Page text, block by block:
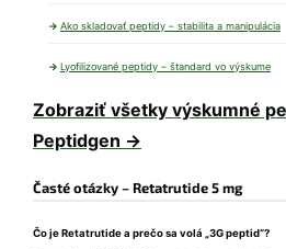
Ako skladovať peptidy – stabilita a manipulácia
Lyofilizované peptidy – štandard vo výskume
Zobraziť všetky výskumné
Peptidgen →
Časté otázky – Retatrutide 5 mg
Čo je Retatrutide a prečo sa volá „3G peptid“?